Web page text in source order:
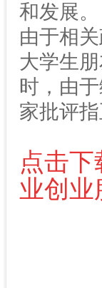
和发展。
由于相
大学生
时，由
家批评
点击
业创业